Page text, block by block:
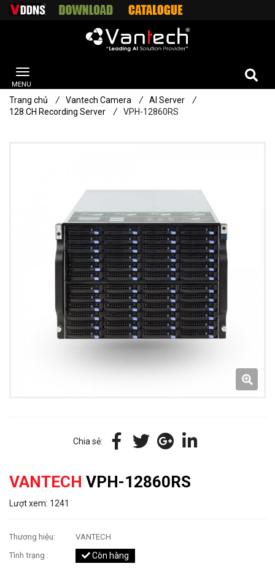
VANTECH VPH-12860RS
Lượt xem: 1241
Thương hiệu:
VANTECH
Tình trạng :
Còn hàng
Chia sẻ:
Trang chủ / Vantech Camera / AI Server
/
128 CH Recording Server
/ VPH-12860RS